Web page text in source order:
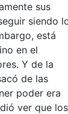
sus
siendo
está
en el
Y de la
de las
poder era
ver que los